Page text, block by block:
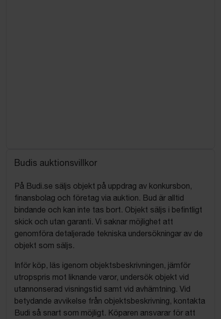
Budis auktionsvillkor
På Budi.se säljs objekt på uppdrag av konkursbon,
finansbolag och företag via auktion. Bud är alltid
bindande och kan inte tas bort. Objekt säljs i befintligt
skick och utan garanti. Vi saknar möjlighet att
genomföra detaljerade tekniska undersökningar av de
objekt som säljs.
Inför köp, läs igenom objektsbeskrivningen, jämför
utropspris mot liknande varor, undersök objekt vid
utannonserad visningstid samt vid avhämtning. Vid
betydande avvikelse från objektsbeskrivning, kontakta
Budi så snart som möjligt. Köparen ansvarar för att